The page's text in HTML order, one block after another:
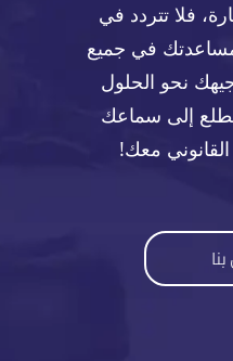
فلا تتردد في
مساعدتك في جميع
نحو الحلول
إلى سماعك
معك!